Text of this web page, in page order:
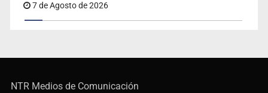
7 de Agosto de 2026
NTR Medios de Comunicación